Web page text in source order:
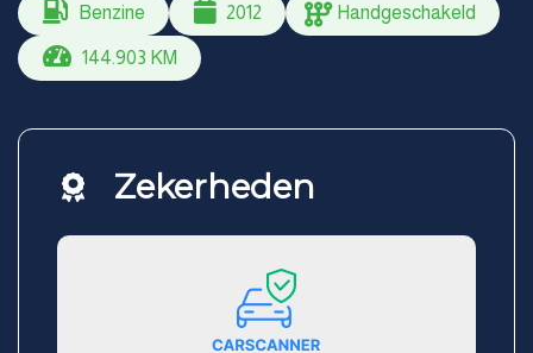
Benzine 2012 Handgeschakeld
144.903 KM
Zekerheden